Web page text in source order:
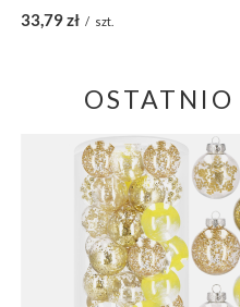
33,79 zł / szt.